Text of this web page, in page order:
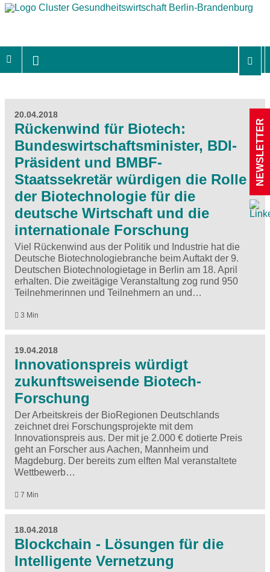
20.04.2018
Rückenwind für Biotech:
Bundeswirtschaftsminister, BDI-
Präsident und BMBF-
Staatssekretär würdigen die Rolle
der Biotechnologie für die
deutsche Wirtschaft und die
internationale Forschung
Viel Rückenwind aus der Politik und Industrie hat die
Deutsche Biotechnologiebranche beim Auftakt der 9.
Deutschen Biotechnologietage in Berlin am 18. April
erhalten. Die zweitägige Veranstaltung zog rund 950
Teilnehmerinnen und Teilnehmern an und…
3 Min
19.04.2018
Innovationspreis würdigt
zukunftsweisende Biotech-
Forschung
Der Arbeitskreis der BioRegionen Deutschlands
zeichnet drei Forschungsprojekte mit dem
Innovationspreis aus. Der mit je 2.000 € dotierte Preis
geht an Forscher aus Aachen, Mannheim und
Magdeburg. Der bereits zum elften Mal veranstaltete
Wettbewerb…
7 Min
18.04.2018
Blockchain - Lösungen für die
Intelligente Vernetzung
NEWSLETTER